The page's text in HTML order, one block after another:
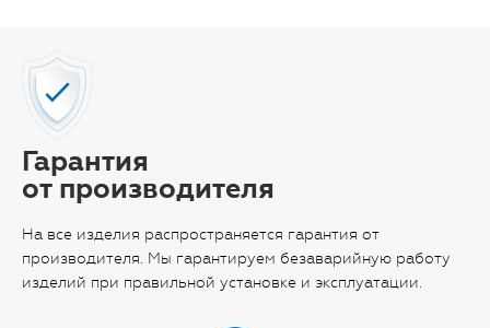
Гарантия
от производителя
На все изделия распространяется гарантия от
производителя. Мы гарантируем безаварийную работу
изделий при правильной установке и эксплуатации.